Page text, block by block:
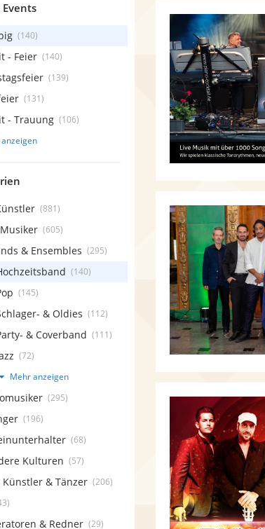
(140)
- Feier (140)
(139)
(131)
- Trauung (106)
(881)
(605)
& Ensembles (295)
(140)
(145)
& Oldies (112)
& Coverband (111)
(72)
Mehr anzeigen
(295)
(196)
(68)
Kulturen (57)
Künstler & Tänzer (206)
& Redner (29)